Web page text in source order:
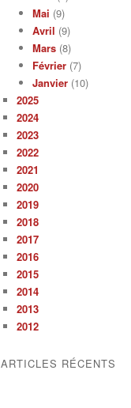
Mai (9)
Avril (9)
Mars (8)
Février (7)
Janvier (10)
2025
2024
2023
2022
2021
2020
2019
2018
2017
2016
2015
2014
2013
2012
ARTICLES RÉCENTS